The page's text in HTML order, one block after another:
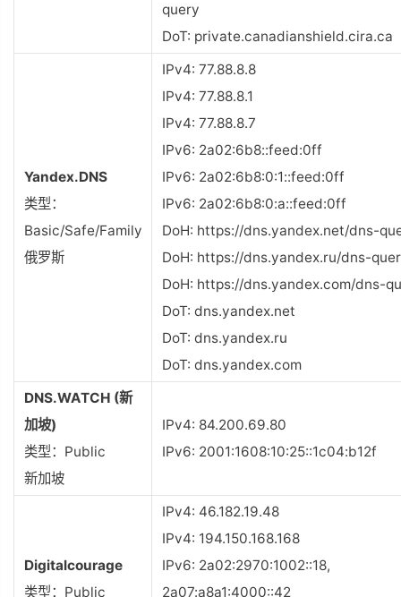
query
DoT: private.canadianshield.cira.ca
Yandex.DNS
类型：
Basic/Safe/Family
俄罗斯
IPv4: 77.88.8.8
IPv4: 77.88.8.1
IPv4: 77.88.8.7
IPv6: 2a02:6b8::feed:0ff
IPv6: 2a02:6b8:0:1::feed:0ff
IPv6: 2a02:6b8:0:a::feed:0ff
DoH: https://dns.yandex.net/dns-
DoH: https://dns.yandex.ru/dns-
DoH: https://dns.yandex.com/dns-
DoT: dns.yandex.net
DoT: dns.yandex.ru
DoT: dns.yandex.com
DNS.WATCH (新
加坡)
类型：Public
新加坡
IPv4: 84.200.69.80
IPv6: 2001:1608:10:25::1c04:b12f
Digitalcourage
类型：Public
IPv4: 46.182.19.48
IPv4: 194.150.168.168
IPv6: 2a02:2970:1002::18,
2a07:a8a1:4000::42